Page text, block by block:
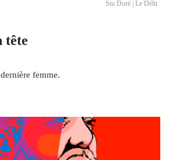
Stu Doré | Le Délit
tête
femme.